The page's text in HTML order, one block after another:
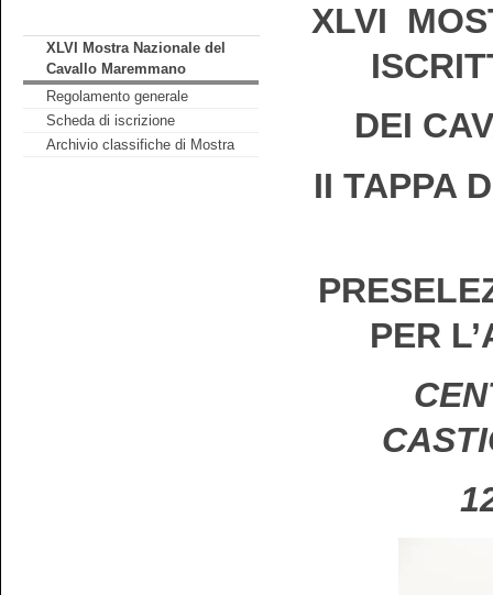
XLVI Mostra Nazionale del
Cavallo Maremmano
Regolamento generale
Scheda di iscrizione
Archivio classifiche di Mostra
XLVI
DEI
II TAPPA
PER